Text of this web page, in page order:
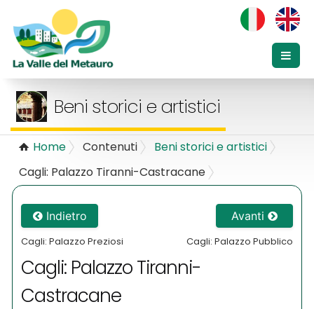
Beni storici e artistici
Home Contenuti
Beni storici e artistici
Cagli: Palazzo Tiranni-Castracane
Indietro
Cagli: Palazzo Preziosi
Avanti
Cagli: Palazzo Pubblico
Cagli: Palazzo Tiranni-
Castracane